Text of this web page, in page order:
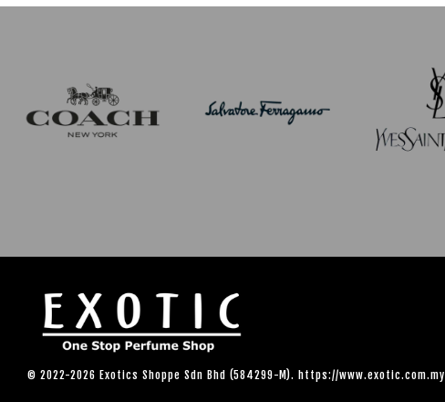
© 2022-2026 Exotics Shoppe Sdn Bhd (584299-M). https://www.exotic.com.my